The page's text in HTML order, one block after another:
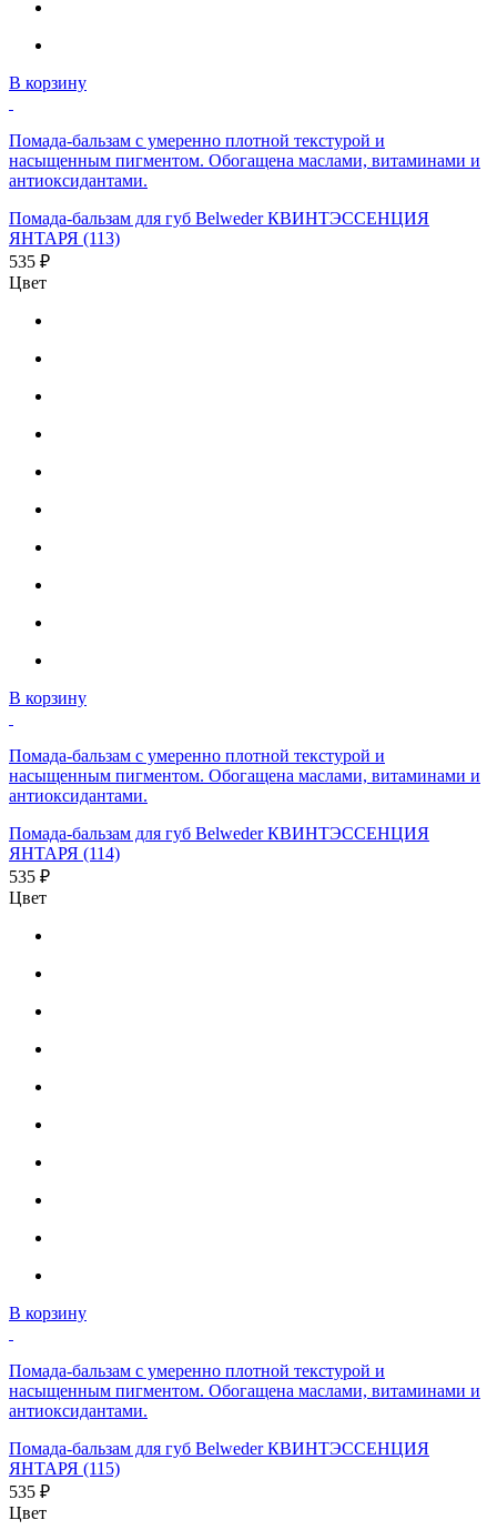
В корзину
Помада-бальзам с умеренно плотной текстурой и
насыщенным пигментом. Обогащена маслами, витаминами и
антиоксидантами.
Помада-бальзам для губ Belweder КВИНТЭССЕНЦИЯ
ЯНТАРЯ (113)
535 ₽
Цвет
В корзину
Помада-бальзам с умеренно плотной текстурой и
насыщенным пигментом. Обогащена маслами, витаминами и
антиоксидантами.
Помада-бальзам для губ Belweder КВИНТЭССЕНЦИЯ
ЯНТАРЯ (114)
535 ₽
Цвет
В корзину
Помада-бальзам с умеренно плотной текстурой и
насыщенным пигментом. Обогащена маслами, витаминами и
антиоксидантами.
Помада-бальзам для губ Belweder КВИНТЭССЕНЦИЯ
ЯНТАРЯ (115)
535 ₽
Цвет